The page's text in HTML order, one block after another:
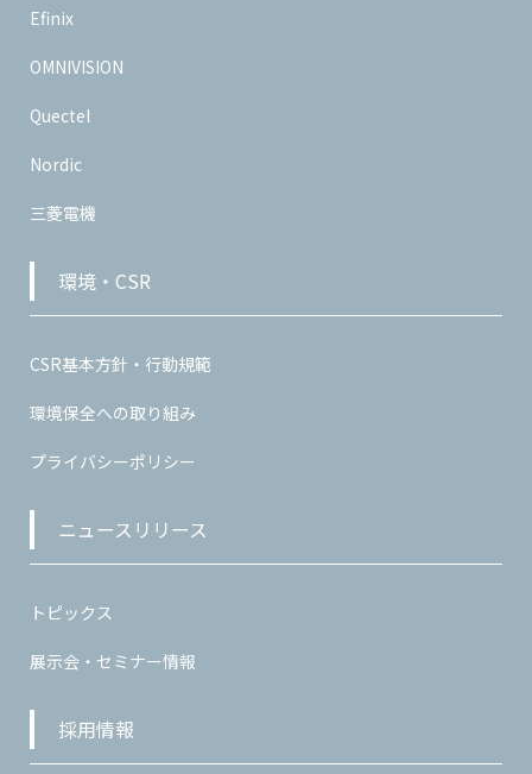
Efinix
OMNIVISION
Quectel
Nordic
三菱電機
環境・CSR
CSR基本方針・行動規範
環境保全への取り組み
プライバシーポリシー
ニュースリリース
トピックス
展示会・セミナー情報
採用情報